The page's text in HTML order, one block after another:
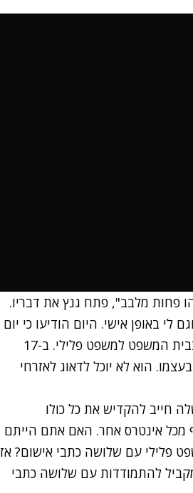
פחות מלבב", פתח גנץ את דבריו.
באופן אישי. היום הודיעו כי יום
לאחר השבעת הכנסת הבאה, ב-17 במרץ, נתניהו יתייצב בבית המשפט למשפט פלילי. ב-17
הוא לא יוכל לדאוג לאזרחי
חייב להקדיש את כל כולו
מכל אינטרס אחר. האם אתם הייתם
פלילי עם שלושה כתבי אישום? אז
להתמודדות עם שלושה כתבי